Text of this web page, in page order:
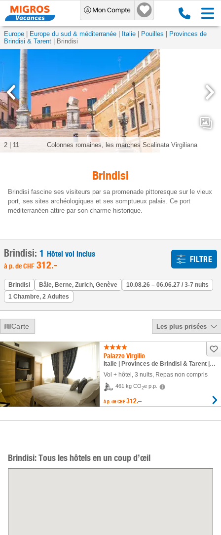
Europe Europe du sud & méditerranée Italie Pouilles
Provinces de
Brindisi & Tarent
Brindisi
Colonnes romaines, les marches Scalinata Virgiliana
2 11
Brindisi
Brindisi fascine ses visiteurs par sa promenade pittoresque sur le vieux
port, ses sites archéologiques et ses somptueux palais. Ce port
méditerranéen attire par son charme historique.
Brindisi: 1 Hôtel vol inclus
à p. deCHF 312.- FILTRE
Brindisi Bâle, Berne, Zurich, Genève
10.08.26 – 06.06.27 / 3-7 nuits
1 Chambre, 2 Adultes
Carte Les plus prisées
Palazzo Virgilio
Italie | Provinces de Brindisi & Tarent | Brindisi
Vol + hôtel , 3 nuits, Repas non compris
461 kg CO2e p.p.
à p. de CHF 312.–
Brindisi: Tous les hôtels en un coup d’œil